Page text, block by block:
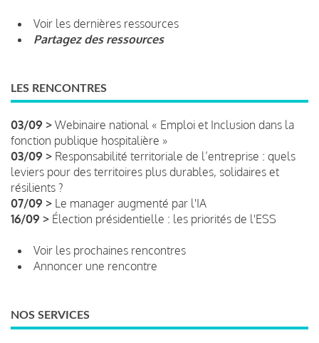
Voir les dernières ressources
Partagez des ressources
LES RENCONTRES
03/09 > Webinaire national « Emploi et Inclusion dans la
fonction publique hospitalière »
03/09 > Responsabilité territoriale de l’entreprise : quels
leviers pour des territoires plus durables, solidaires et
résilients ?
07/09 > Le manager augmenté par l'IA
16/09 > Élection présidentielle : les priorités de l'ESS
Voir les prochaines rencontres
Annoncer une rencontre
NOS SERVICES